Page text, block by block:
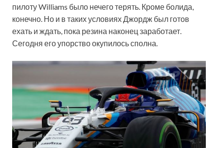
пилоту Williams было нечего терять. Кроме болида,
конечно. Но и в таких условиях Джордж был готов
ехать и ждать, пока резина наконец заработает.
Сегодня его упорство окупилось сполна.